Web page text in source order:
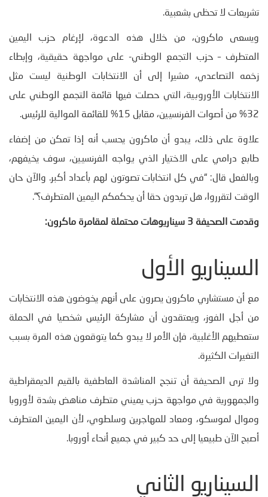
تشريعات لا تحظى بشعبية.
ويسعى ماكرون، من خلال هذه الدعوة، لإرغام حزب اليمين
المتطرف – حزب التجمع الوطني- على مواجهة حقيقية، وإبطاء
زخمه التصاعدي، مشيرا إلى أن الانتخابات الوطنية ليست مثل
الانتخابات الأوروبية، التي حصلت فيها قائمة التجمع الوطني على
32% من أصوات الفرنسيين، مقابل 15% للقائمة الموالية للرئيس.
علاوة على ذلك، يبدو أن ماكرون يحسب أنه إذا تمكن من إضفاء
طابع درامي على الاختيار الذي يواجه الفرنسيين، سوف يخيفهم،
وبالفعل قال: “في كل انتخابات تصوتون لهم بأعداد أكبر. والآن حان
الوقت لتقرروا، هل تريدون حقا أن يحكمكم اليمين المتطرف؟”.
وقدمت الصحيفة 3 سيناريوهات محتملة لمقامرة ماكرون:
السيناريو الأول
مع أن مستشاري ماكرون يصرون على أنهم يخوضون هذه الانتخابات
من أجل الفوز، ويعتقدون أن مشاركة الرئيس شخصيا في الحملة
ستعطيهم الأغلبية، فإن الأمر لا يبدو كما يتوقعون هذه المرة بسبب
التغيرات الكثيرة.
ولا ترى الصحيفة أن تنجح المناشدة العاطفية بالقيم الديمقراطية
والجمهورية في مواجهة حزب يميني متطرف مناهض بشدة لأوروبا
وموال لموسكو، ومعاد للمهاجرين وسلطوي، لأن اليمين المتطرف
أصبح الآن طبيعيا إلى حد كبير في جميع أنحاء أوروبا.
السيناريو الثاني